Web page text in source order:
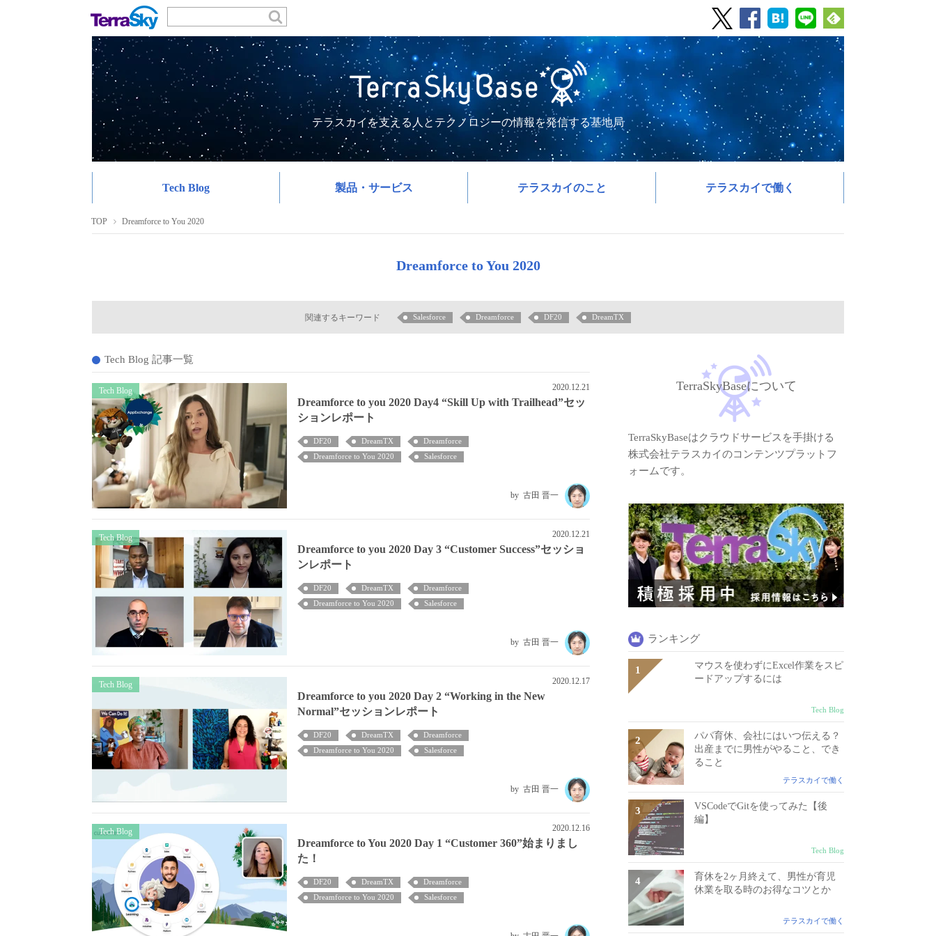
テラスカイを支える人とテクノロジーの情報を発信する基地局
Tech Blog 製品・サービス テラスカイのこと テラスカイで働く
TOP Dreamforce to You 2020
Dreamforce to You 2020
関連するキーワード Salesforce Dreamforce DF20 DreamTX
Tech Blog 記事一覧
Tech Blog 2020.12.21
Dreamforce to you 2020 Day4 “Skill Up with Trailhead”セッ
ションレポート
DF20 DreamTX
Dreamforce
Dreamforce to You 2020
Salesforce
古田 晋一
Tech Blog 2020.12.21
Dreamforce to you 2020 Day 3 “Customer Success”セッショ
ンレポート
DF20 DreamTX
Dreamforce
Dreamforce to You 2020
Salesforce
古田 晋一
Tech Blog 2020.12.17
Dreamforce to you 2020 Day 2 “Working in the New
Normal”セッションレポート
DF20 DreamTX
Dreamforce
Dreamforce to You 2020
Salesforce
古田 晋一
Tech Blog 2020.12.16
Dreamforce to You 2020 Day 1 “Customer 360”始まりまし
た！
DF20 DreamTX
Dreamforce
Dreamforce to You 2020
Salesforce
TerraSkyBaseについて
TerraSkyBaseはクラウドサービスを手掛ける
株式会社テラスカイのコンテンツプラットフ
ォームです。
ランキング
マウスを使わずにExcel作業をスピ
ードアップするには
Tech Blog
パパ育休、会社にはいつ伝える？
出産までに男性がやること、でき
ること
テラスカイで働く
VSCodeでGitを使ってみた【後
編】
Tech Blog
育休を2ヶ月終えて、男性が育児
休業を取る時のお得なコツとか
テラスカイで働く